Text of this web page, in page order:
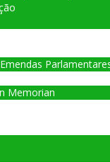
Memorian